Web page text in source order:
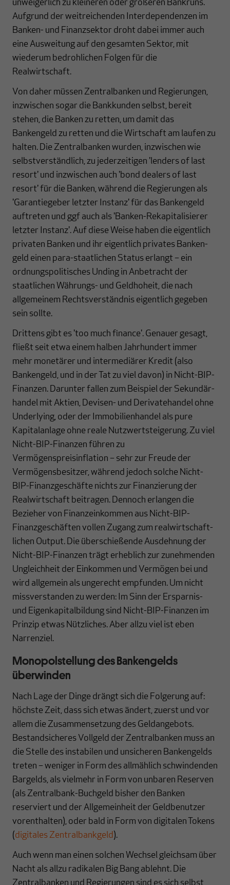
unweigerlich zu kleineren oder größeren Bank­runs.
Auf­grund der weitreichenden Interdependenzen im
Banken- und Finanzsektor droht dabei immer auch
eine Ausweitung auf den gesamten Sektor, mit
wiederum bedroh­lichen Folgen für die
Realwirtschaft.
Von daher müssen Zentralbanken und Regierungen,
inzwischen sogar die Bankkunden selbst, bereit
stehen, die Banken zu retten, um damit das
Bankengeld zu retten und die Wirtschaft am laufen zu
halten. Die Zentralbanken wurden, inzwischen wie
selbst­ver­ständ­lich, zu jederzeitigen 'lenders of last
resort' und inzwischen auch 'bond dea­lers of last
resort' für die Banken, während die Regierungen als
'Garantiegeber letzter Instanz' für das Bankengeld
auftreten und ggf auch als 'Banken-Rekapitalisierer
letzter Instanz'. Auf diese Weise haben die eigentlich
privaten Banken und ihr eigentlich privates Banken­­
geld einen para-staatlichen Status erlangt – ein
ordnungspolitisches Unding in Anbetracht der
staatlichen Währungs- und Geldhoheit, die nach
allgemeinem Rechts­verständnis eigentlich gegeben
sein sollte.
Drittens gibt es 'too much finance'. Genauer gesagt,
fließt seit etwa einem halben Jahr­hun­dert immer
mehr monetärer und intermediärer Kredit (also
Bankengeld, und in der Tat zu viel davon) in Nicht-BIP-
Finanzen. Darunter fallen zum Beispiel der Sekundär­
handel mit Aktien, Devisen- und Derivatehandel ohne
Underlying, oder der Immo­bilien­handel als pure
Kapitalanlage ohne reale Nutzwert­stei­ge­rung. Zu viel
Nicht-BIP-Finanzen führen zu
Vermögenspreisinflation – sehr zur Freude der
Vermögens­besitzer, während jedoch solche Nicht-
BIP-Finanzgeschäfte nichts zur Finanzierung der
Real­wirtschaft bei­tragen. Dennoch erlangen die
Bezieher von Finanz­einkommen aus Nicht-BIP-
Finanzgeschäften vollen Zugang zum real­wirt­schaft­
lichen Output. Die über­schieß­ende Ausdehnung der
Nicht-BIP-Finanzen trägt erheblich zur zunehmenden
Ungleich­heit der Einkommen und Vermögen bei und
wird allgemein als ungerecht empfunden. Um nicht
missverstanden zu werden: Im Sinn der Ersparnis-
und Eigen­kapitalbildung sind Nicht-BIP-Finanzen im
Prinzip etwas Nützliches. Aber allzu viel ist eben
Narrenziel.
Monopolstellung des Bankengelds
überwinden
Nach Lage der Dinge drängt sich die Folgerung auf:
höchste Zeit, dass sich etwas ändert, zuerst und vor
allem die Zusammensetzung des Geldangebots.
Bestandsicheres Vollgeld der Zentral­banken muss an
die Stelle des instabilen und unsicheren Banken­gelds
treten – weniger in Form des allmählich schwindenden
Bargelds, als vielmehr in Form von unbaren Reserven
(als Zentralbank-Buchgeld bisher den Banken
reserviert und der Allgemeinheit der Geldbenutzer
vorent­halten), oder bald in Form von digitalen Tokens
(digitales Zentralbankgeld).
Auch wenn man einen solchen Wechsel gleichsam über
Nacht als allzu radikalen Big Bang ablehnt. Die
Zentralbanken und Regierungen sind es sich selbst